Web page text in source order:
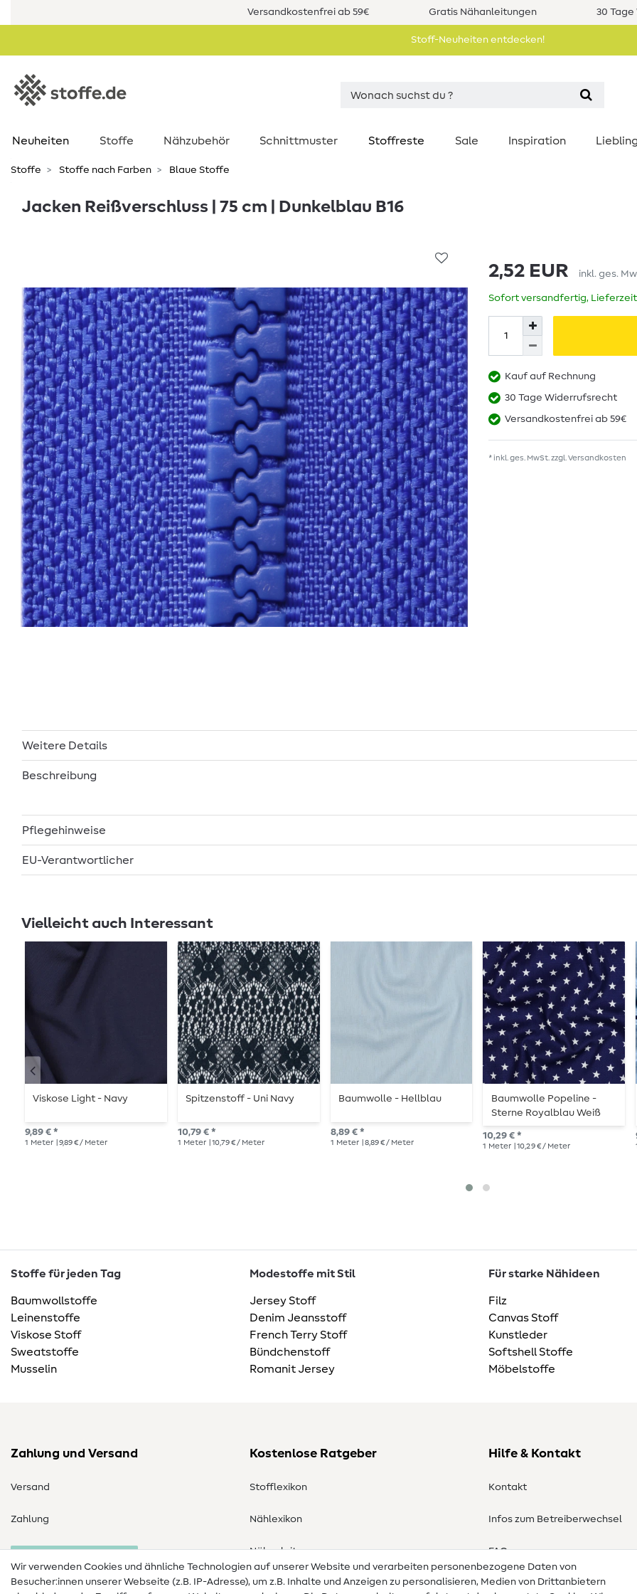
Versandkostenfrei ab 59€ Gratis Nähanleitungen 30
Stoff-Neuheiten entdecken!
Neuheiten Stoffe Nähzubehör Schnittmuster Stoffreste Sale Inspiration
Stoffe Stoffe nach Farben Blaue Stoffe
Jacken Reißverschluss | 75 cm | Dunkelblau B16
2,52 EUR inkl. ges.
Sofort versandfertig,
Kauf auf Rechnung
30 Tage Widerrufsrecht
Versandkostenfrei ab 59€
* inkl. ges. MwSt. zzgl. Versandkosten
Weitere Details
Beschreibung
Pflegehinweise
EU-Verantwortlicher
Vielleicht auch Interessant
Viskose Light - Navy
9,89 € *
1 Meter | 9,89 € / Meter
Spitzenstoff - Uni Navy
10,79 € *
1 Meter | 10,79 € / Meter
Baumwolle - Hellblau
8,89 € *
1 Meter | 8,89 € / Meter
Baumwolle Popeline -
Sterne Royalblau Weiß
10,29 € *
1 Meter | 10,29 € / Meter
Stoffe für jeden Tag
Baumwollstoffe
Leinenstoffe
Viskose Stoff
Sweatstoffe
Musselin
Modestoffe mit Stil
Jersey Stoff
Denim Jeansstoff
French Terry Stoff
Bündchenstoff
Romanit Jersey
Für starke Nähideen
Filz
Canvas Stoff
Kunstleder
Softshell Stoffe
Möbelstoffe
Zahlung und Versand
Versand
Zahlung
Kostenlose Ratgeber
Stofflexikon
Nählexikon
Nähanleitungen
Hilfe & Kontakt
Kontakt
Infos zum Betreiberwechsel
FAQ
Widerrufsrecht
Wir verwenden Cookies und ähnliche Technologien auf unserer Website und verarbeiten personenbezogene Daten von
Besucher:innen unserer Webseite (z.B. IP-Adresse), um z.B. Inhalte und Anzeigen zu personalisieren, Medien von Drittanbietern